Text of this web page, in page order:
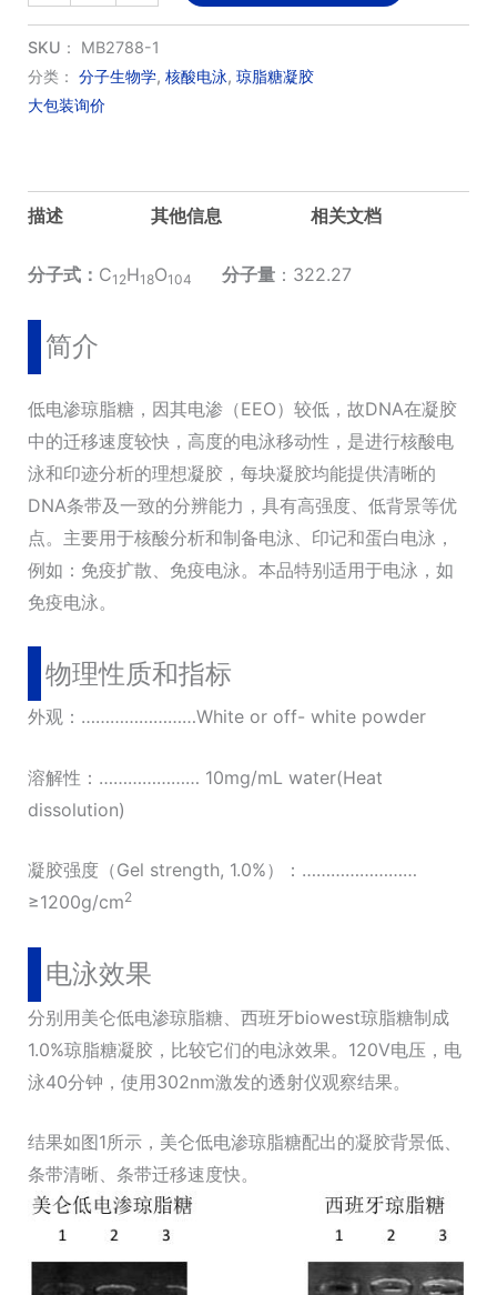
脂
糖
低
电
数
SKU： MB2788-1
分类： 分子生物学, 核酸电泳, 琼脂糖凝胶
大包装询价
描述 其他信息 相关文档
分子式： C12H18O104 分子量：322.27
简介
低电渗琼脂糖，因其电渗（EEO）较低，故DNA在凝胶
中的迁移速度较快，高度的电泳移动性，是进行核酸电
泳和印迹分析的理想凝胶，每块凝胶均能提供清晰的
DNA条带及一致的分辨能力，具有高强度、低背景等优
点。主要用于核酸分析和制备电泳、印记和蛋白电泳，
例如：免疫扩散、免疫电泳。本品特别适用于电泳，如
免疫电泳。
物理性质和指标
外观：……………………White or off- white powder
溶解性：………………… 10mg/mL water(Heat
dissolution)
凝胶强度（Gel strength, 1.0%）：……………………
≥1200g/cm2
电泳效果
分别用美仑低电渗琼脂糖、西班牙biowest琼脂糖制成
1.0%琼脂糖凝胶，比较它们的电泳效果。120V电压，电
泳40分钟，使用302nm激发的透射仪观察结果。
结果如图1所示，美仑低电渗琼脂糖配出的凝胶背景低、
条带清晰、条带迁移速度快。